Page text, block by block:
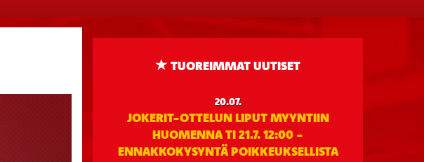
TUOREIMMAT UUTISET
20.07.
JOKERIT-OTTELUN LIPUT MYYNTIIN
HUOMENNA TI 21.7. 12:00 -
ENNAKKOKYSYNTÄ POIKKEUKSELLISTA